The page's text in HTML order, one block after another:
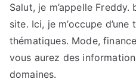
Salut, je m’appelle
site. Ici, je m’occupe
thématiques. Mode,
vous aurez des
domaines.